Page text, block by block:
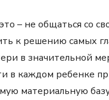
– не общаться со
к решению самых
в значительной
в каждом ребенке
материальную